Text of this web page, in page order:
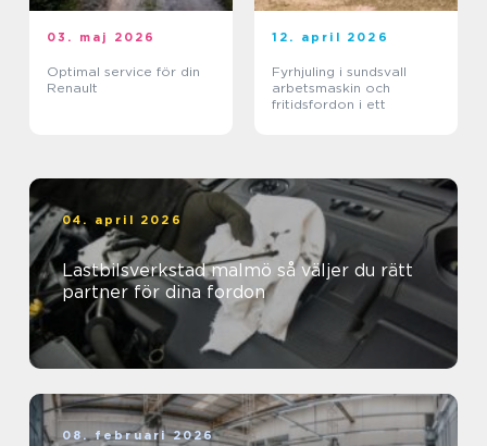
03. maj 2026
Optimal service för din
Renault
12. april 2026
Fyrhjuling i sundsvall
arbetsmaskin och
fritidsfordon i ett
04. april 2026
Lastbilsverkstad malmö så väljer du rätt
partner för dina fordon
08. februari 2026